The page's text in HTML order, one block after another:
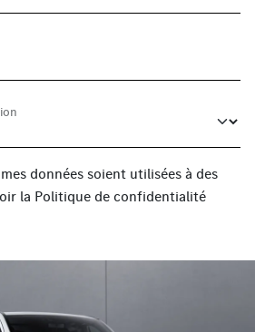
données soient utilisées à des
la Politique de confidentialité